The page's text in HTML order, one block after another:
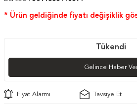
* Ürün geldiğinde fiyatı değişiklik
Tükendi
Gelince Haber
Fiyat Alarmı Tavsiye Et